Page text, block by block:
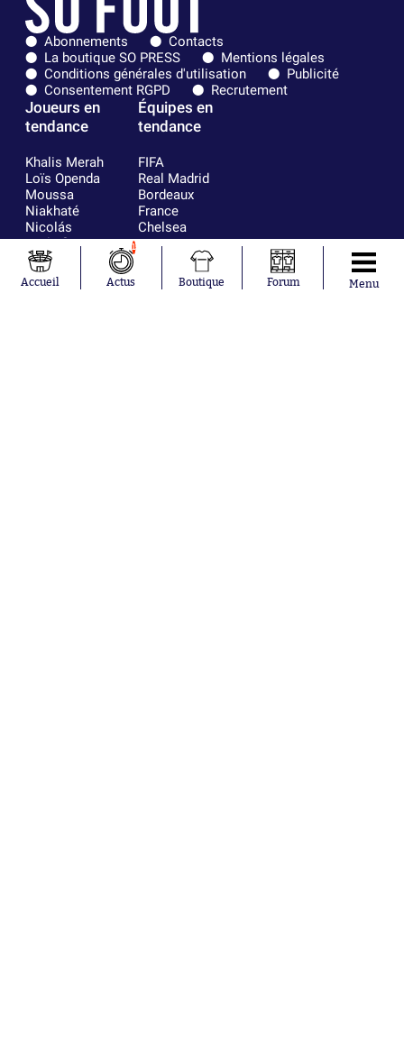
Abonnements
Contacts
La boutique SO PRESS
Mentions légales
Conditions générales d'utilisation
Publicité
Consentement RGPD
Recrutement
Joueurs en
tendance
Khalis Merah
Loïs Openda
Moussa
Niakhaté
Nicolás
Tagliafico
Pavel Šulc
Gauthier Hein
Lionel Messi
Équipes en
tendance
FIFA
Real Madrid
Bordeaux
France
Chelsea
Paris Saint-
Olympique
lyonnais
Accueil
1
Actus Boutique Forum Menu